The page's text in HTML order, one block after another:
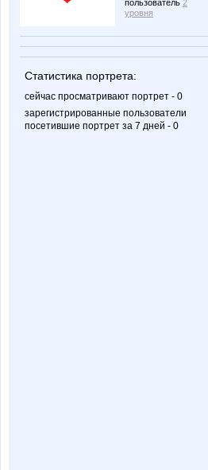
пользователь 2
уровня
Статистика портрета:
сейчас просматривают портрет - 0
зарегистрированные пользователи
посетившие портрет за 7 дней - 0